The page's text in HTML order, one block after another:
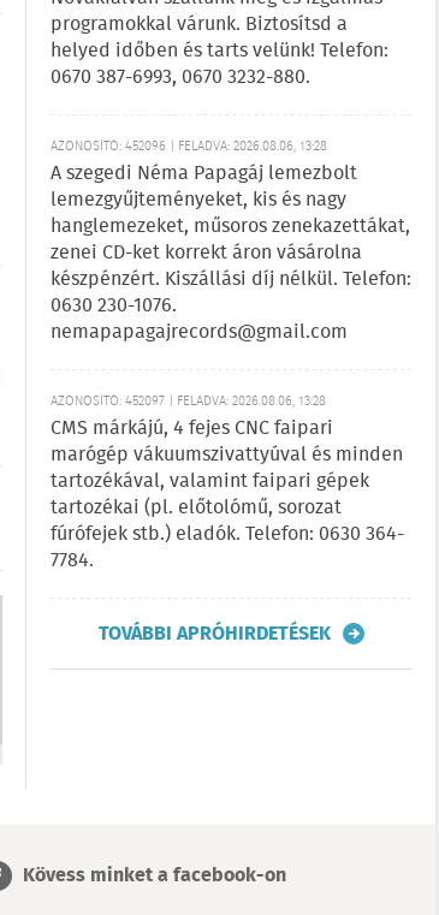
programokkal várunk. Biztosítsd a
helyed időben és tarts velünk! Telefon:
0670 387-6993, 0670 3232-880.
AZONOSÍTÓ: 452096 | FELADVA: 2026.08.06, 13:28
A szegedi Néma Papagáj lemezbolt
lemezgyűjteményeket, kis és nagy
hanglemezeket, műsoros zenekazettákat,
zenei CD-ket korrekt áron vásárolna
készpénzért. Kiszállási díj nélkül. Telefon:
0630 230-1076.
nemapapagajrecords@gmail.com
AZONOSÍTÓ: 452097 | FELADVA: 2026.08.06, 13:28
CMS márkájú, 4 fejes CNC faipari
marógép vákuumszivattyúval és minden
tartozékával, valamint faipari gépek
tartozékai (pl. előtolómű, sorozat
fúrófejek stb.) eladók. Telefon: 0630 364-
7784.
TOVÁBBI APRÓHIRDETÉSEK
Kövess minket a facebook-on